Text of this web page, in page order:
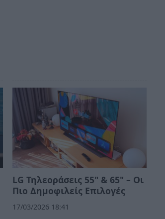
LG Τηλεοράσεις 55" & 65" – Οι
Πιο Δημοφιλείς Επιλογές
17/03/2026 18:41